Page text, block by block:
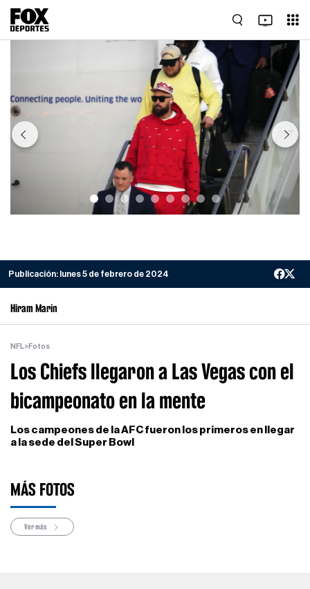
Previous Next
Publicación: lunes 5 de febrero de 2024
Hiram Marín
NFL>Fotos
Los Chiefs llegaron a Las Vegas con el
bicampeonato en la mente
Los campeones de la AFC fueron los primeros en llegar
a la sede del Super Bowl
MÁS FOTOS
Ver más